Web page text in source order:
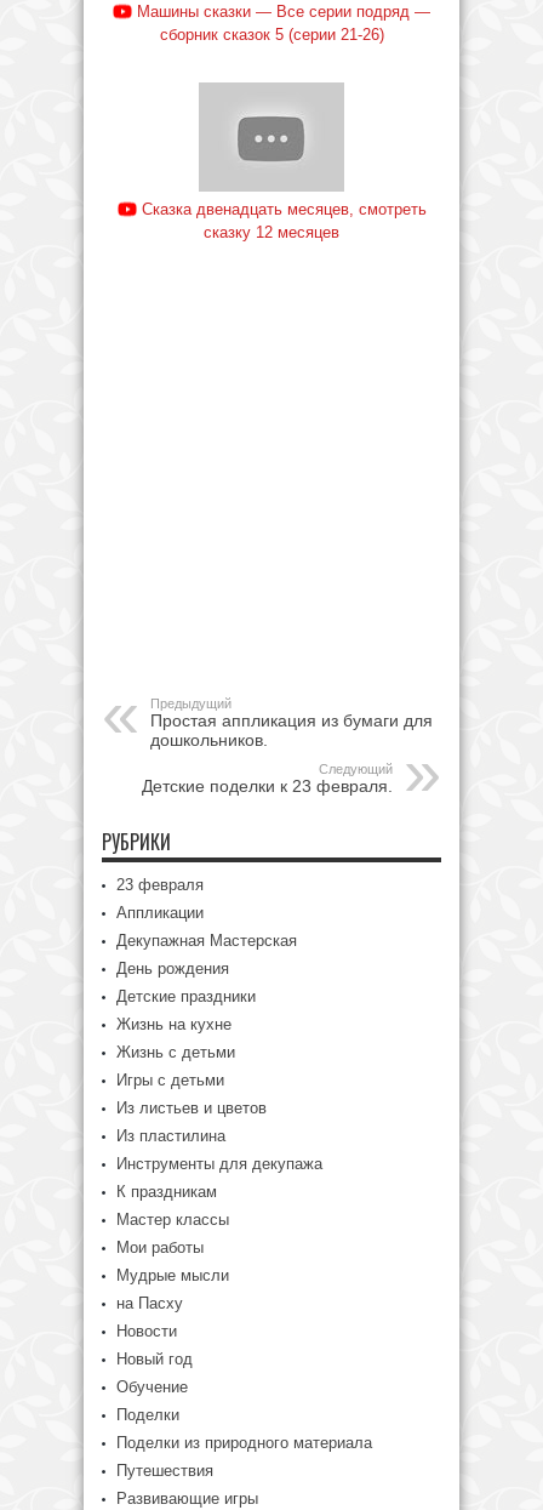
Машины сказки — Все серии подряд —
сборник сказок 5 (серии 21-26)
Сказка двенадцать месяцев, смотреть
сказку 12 месяцев
Предыдущий
Простая аппликация из бумаги для
дошкольников.
Следующий
Детские поделки к 23 февраля.
РУБРИКИ
23 февраля
Аппликации
Декупажная Мастерская
День рождения
Детские праздники
Жизнь на кухне
Жизнь с детьми
Игры с детьми
Из листьев и цветов
Из пластилина
Инструменты для декупажа
К праздникам
Мастер классы
Мои работы
Мудрые мысли
на Пасху
Новости
Новый год
Обучение
Поделки
Поделки из природного материала
Путешествия
Развивающие игры